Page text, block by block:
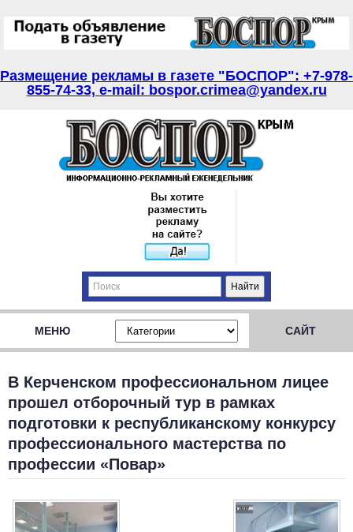
Размещение рекламы в газете "БОСПОР": +7-978-
855-74-33, e-mail: bospor.crimea@yandex.ru
МЕНЮ САЙТ
В Керченском профессиональном лицее
прошел отборочный тур в рамках
подготовки к республиканскому конкурсу
профессионального мастерства по
профессии «Повар»